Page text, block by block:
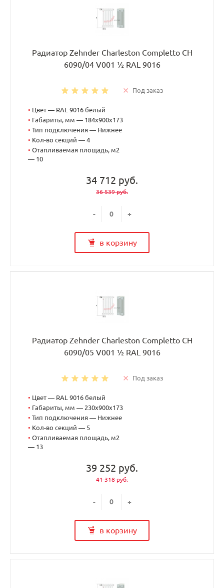
Радиатор Zehnder Charleston Completto CH
6090/04 V001 ½ RAL 9016
Под заказ
• Цвет — RAL 9016 белый
• Габариты, мм — 184x900x173
• Тип подключения — Нижнее
• Кол-во секций — 4
• Отапливаемая площадь, м2
— 10
34 712 руб.
36 539 руб.
- +
в корзину
Радиатор Zehnder Charleston Completto CH
6090/05 V001 ½ RAL 9016
Под заказ
• Цвет — RAL 9016 белый
• Габариты, мм — 230x900x173
• Тип подключения — Нижнее
• Кол-во секций — 5
• Отапливаемая площадь, м2
— 13
39 252 руб.
41 318 руб.
- +
в корзину